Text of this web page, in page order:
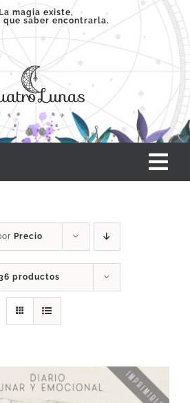
La magia existe,
que saber encontrarla.
Precio
productos